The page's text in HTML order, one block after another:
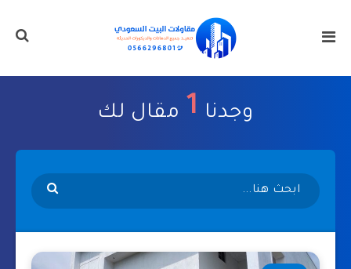
وجدنا 1 مقال لك